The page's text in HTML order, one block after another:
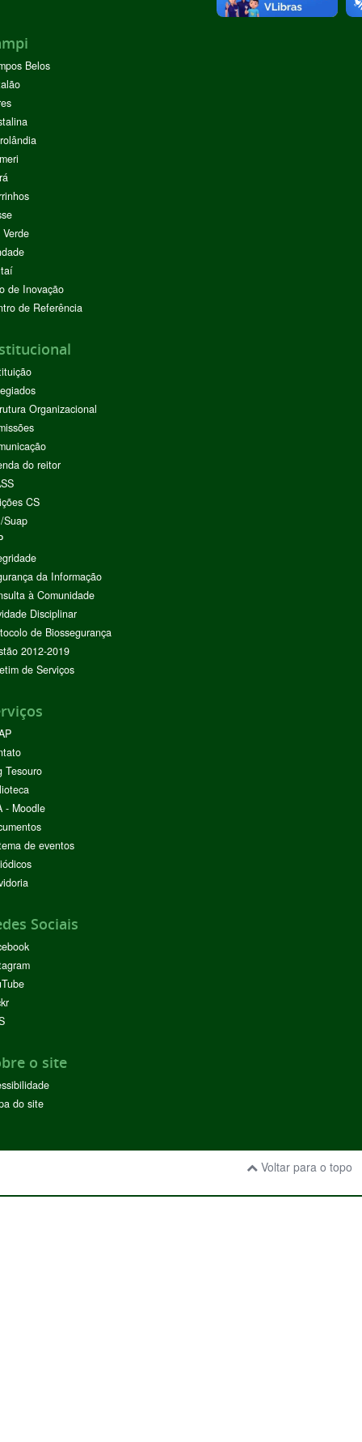
Belos
de Inovação
de Referência
Organizacional
do reitor
CS
Suap
da Informação
à Comunidade
Disciplinar
de Biossegurança
2012-2019
de Serviços
Tesouro
- Moodle
de eventos
Sociais
o site
do site
Voltar para o topo